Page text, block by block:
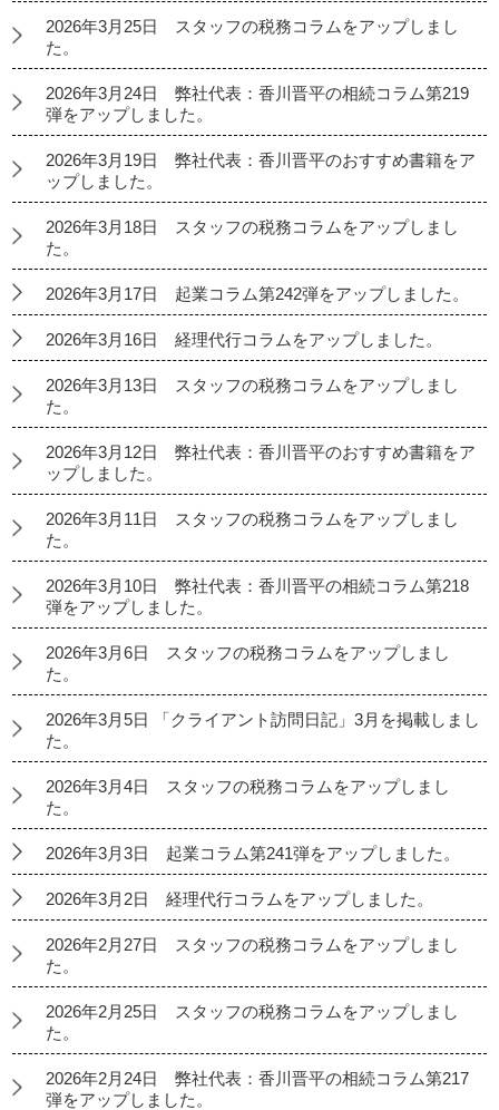
2026年3月25日 スタッフの税務コラムをアップしまし
た。
2026年3月24日 弊社代表：香川晋平の相続コラム第219
弾をアップしました。
2026年3月19日 弊社代表：香川晋平のおすすめ書籍をア
ップしました。
2026年3月18日 スタッフの税務コラムをアップしまし
た。
2026年3月17日 起業コラム第242弾をアップしました。
2026年3月16日 経理代行コラムをアップしました。
2026年3月13日 スタッフの税務コラムをアップしまし
た。
2026年3月12日 弊社代表：香川晋平のおすすめ書籍をア
ップしました。
2026年3月11日 スタッフの税務コラムをアップしまし
た。
2026年3月10日 弊社代表：香川晋平の相続コラム第218
弾をアップしました。
2026年3月6日 スタッフの税務コラムをアップしまし
た。
2026年3月5日 「クライアント訪問日記」3月を掲載しまし
た。
2026年3月4日 スタッフの税務コラムをアップしまし
た。
2026年3月3日 起業コラム第241弾をアップしました。
2026年3月2日 経理代行コラムをアップしました。
2026年2月27日 スタッフの税務コラムをアップしまし
た。
2026年2月25日 スタッフの税務コラムをアップしまし
た。
2026年2月24日 弊社代表：香川晋平の相続コラム第217
弾をアップしました。